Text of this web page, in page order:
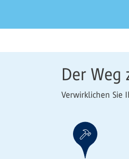
Der Weg
Verwirklichen Sie